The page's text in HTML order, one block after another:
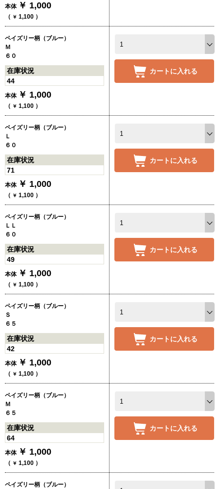
本体 ￥ 1,000
（ ￥ 1,100 ）
ペイズリー柄（ブルー）
Ｍ
６０
在庫状況
44
本体 ￥ 1,000
（ ￥ 1,100 ）
カートに入れる
ペイズリー柄（ブルー）
Ｌ
６０
在庫状況
71
本体 ￥ 1,000
（ ￥ 1,100 ）
カートに入れる
ペイズリー柄（ブルー）
ＬＬ
６０
在庫状況
49
本体 ￥ 1,000
（ ￥ 1,100 ）
カートに入れる
ペイズリー柄（ブルー）
Ｓ
６５
在庫状況
42
本体 ￥ 1,000
（ ￥ 1,100 ）
カートに入れる
ペイズリー柄（ブルー）
Ｍ
６５
在庫状況
64
本体 ￥ 1,000
（ ￥ 1,100 ）
カートに入れる
ペイズリー柄（ブルー）